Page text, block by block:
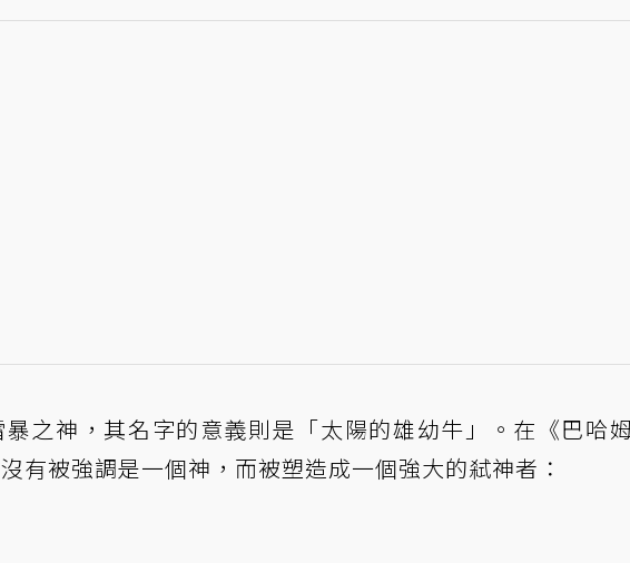
之神，其名字的意義則是「太陽的雄幼牛」。在《巴哈
有被強調是一個神，而被塑造成一個強大的弒神者：